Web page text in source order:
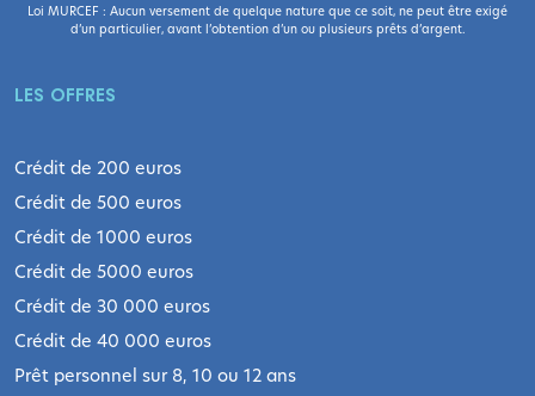
Loi MURCEF : Aucun versement de quelque nature que ce soit, ne peut être exigé
d’un particulier, avant l’obtention d’un ou plusieurs prêts d’argent.
LES OFFRES
Crédit de 200 euros
Crédit de 500 euros
Crédit de 1000 euros
Crédit de 5000 euros
Crédit de 30 000 euros
Crédit de 40 000 euros
Prêt personnel sur 8, 10 ou 12 ans